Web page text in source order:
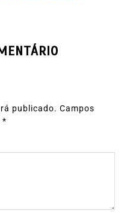
publicado. Campos
*